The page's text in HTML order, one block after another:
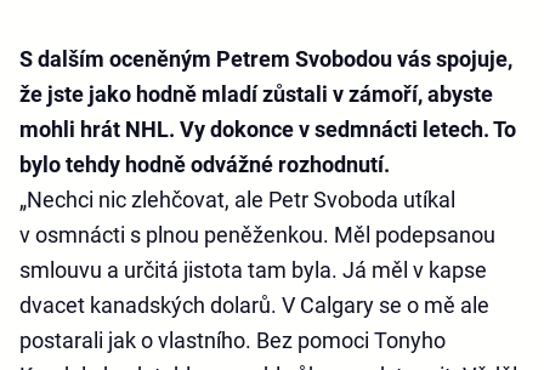
S dalším oceněným Petrem Svobodou vás spojuje,
že jste jako hodně mladí zůstali v zámoří, abyste
mohli hrát NHL. Vy dokonce v sedmnácti letech. To
bylo tehdy hodně odvážné rozhodnutí.
„Nechci nic zlehčovat, ale Petr Svoboda utíkal
v osmnácti s plnou peněženkou. Měl podepsanou
smlouvu a určitá jistota tam byla. Já měl v kapse
dvacet kanadských dolarů. V Calgary se o mě ale
postarali jak o vlastního. Bez pomoci Tonyho